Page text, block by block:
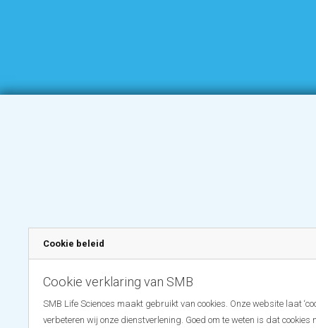
Cookie beleid
Cookie verklaring van SMB
SMB Life Sciences maakt gebruikt van cookies. Onze website laat
verbeteren wij onze dienstverlening. Goed om te weten is dat